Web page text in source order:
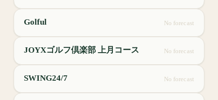
Golful No forecast
JOYXゴルフ倶楽部 上月コース No forecast
SWING24/7 No forecast